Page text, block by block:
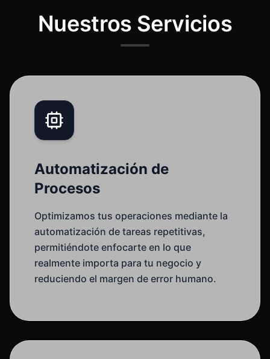
Nuestros Servicios
Automatización de
Procesos
Optimizamos tus operaciones mediante la
automatización de tareas repetitivas,
permitiéndote enfocarte en lo que
realmente importa para tu negocio y
reduciendo el margen de error humano.